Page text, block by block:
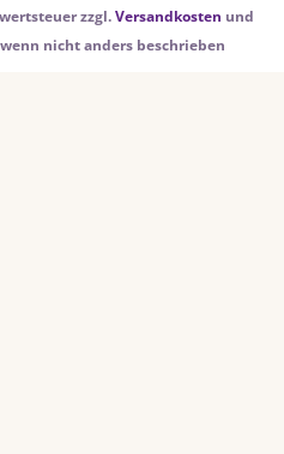
zzgl.Versandkosten und
nicht anders beschrieben